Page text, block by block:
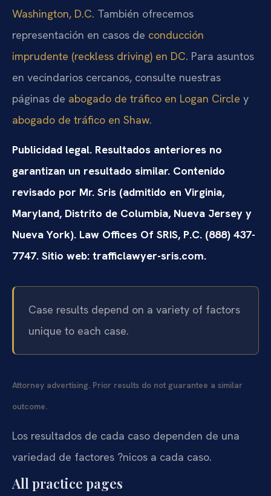
Washington, D.C. También ofrecemos
representación en casos de conducción
imprudente (reckless driving) en DC. Para asuntos
en vecindarios cercanos, consulte nuestras
páginas de abogado de tráfico en Logan Circle y
abogado de tráfico en Shaw.
Publicidad legal. Resultados anteriores no
garantizan un resultado similar. Contenido
revisado por Mr. Sris (admitido en Virginia,
Maryland, Distrito de Columbia, Nueva Jersey y
Nueva York). Law Offices Of SRIS, P.C. (888) 437-
7747. Sitio web: trafficlawyer-sris.com.
Case results depend on a variety of factors
unique to each case.
Attorney advertising. Prior results do not guarantee a similar
outcome.
Los resultados de cada caso dependen de una
variedad de factores ?nicos a cada caso.
All practice pages